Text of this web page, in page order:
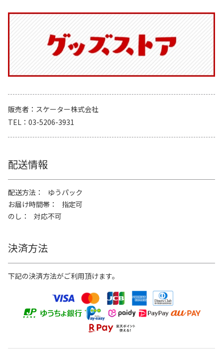
販売者
スケーター株式会社
TEL
03-5206-3931
配送情報
配送方法
ゆうパック
お届け時間帯
指定可
のし
対応不可
決済方法
下記の決済方法がご利用頂けます。